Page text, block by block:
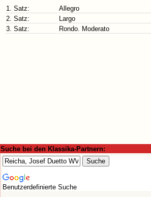
1. Satz:
Allegro
2. Satz:
Largo
3. Satz:
Rondo. Moderato
Suche bei den Klassika-Partnern:
Benutzerdefinierte Suche